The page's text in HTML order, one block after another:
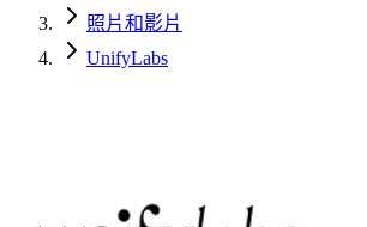
照片和影片
UnifyLabs